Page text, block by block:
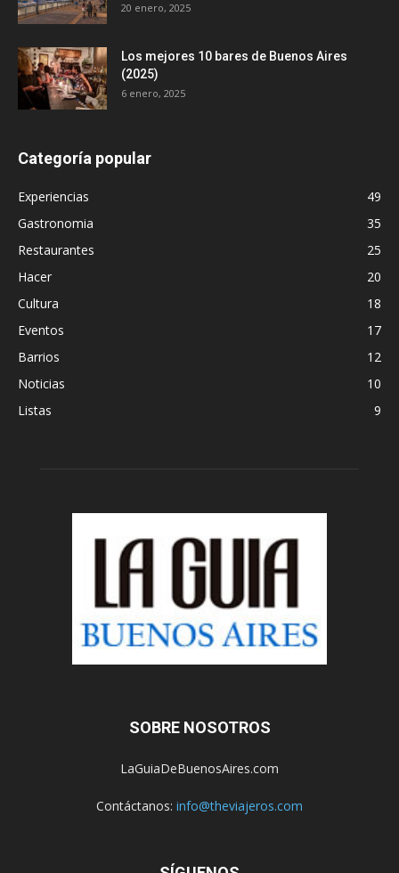
20 enero, 2025
Los mejores 10 bares de Buenos Aires
(2025)
6 enero, 2025
Categoría popular
Experiencias
49
Gastronomia
35
Restaurantes
25
Hacer
20
Cultura
18
Eventos
17
Barrios
12
Noticias
10
Listas
9
SOBRE NOSOTROS
LaGuiaDeBuenosAires.com
Contáctanos: info@theviajeros.com